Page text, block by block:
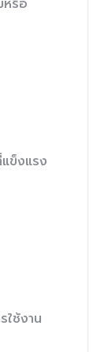
หรือ
ข็งแรง
ใช้งาน